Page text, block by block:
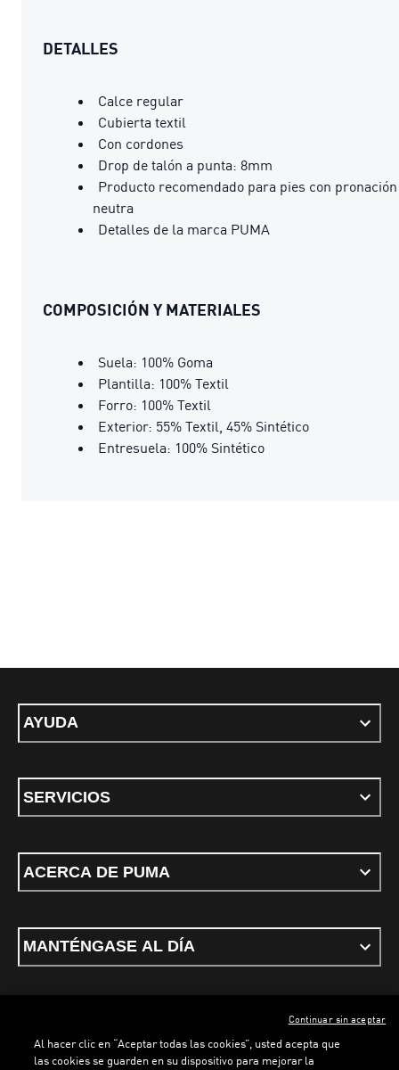
DETALLES
Calce regular
Cubierta textil
Con cordones
Drop de talón a punta: 8mm
Producto recomendado para pies con pronación
neutra
Detalles de la marca PUMA
COMPOSICIÓN Y MATERIALES
Suela: 100% Goma
Plantilla: 100% Textil
Forro: 100% Textil
Exterior: 55% Textil, 45% Sintético
Entresuela: 100% Sintético
AYUDA
SERVICIOS
ACERCA DE PUMA
MANTÉNGASE AL DÍA
ESPAÑOL
Al hacer clic en “Aceptar todas las cookies”, usted acepta que
las cookies se guarden en su dispositivo para mejorar la
Continuar sin aceptar